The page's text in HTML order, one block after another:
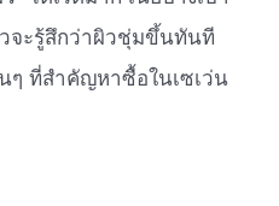
จะรู้สึกว่าผิวชุ่มขึ้นทันที
ที่สำคัญหาซื้อในเซเว่น